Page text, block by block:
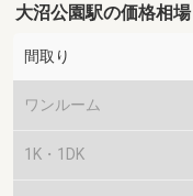
大沼公園駅の価格相場
間取り
ワンルーム
1K・1DK